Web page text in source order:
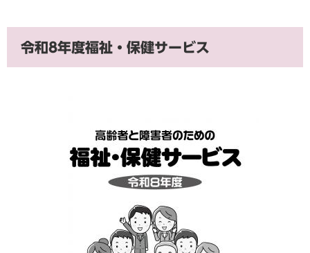
令和8年度福祉・保健サービス